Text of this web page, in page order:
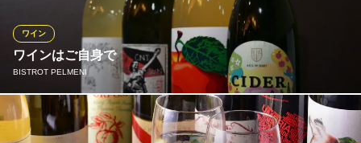
イタリア料理おかだ
イタリア料理
地下鉄千代田線代々木公園駅2番出口 徒歩8分
東京都渋谷区神山町7-12 太田ビル1F
ワインはご自身で
BISTROT PELMENI
ワイン
当店には、ワインリストはございません。お客様自身でワインセ
ラーからお選びいただけます。 ナチュラルワインを中心に種類豊